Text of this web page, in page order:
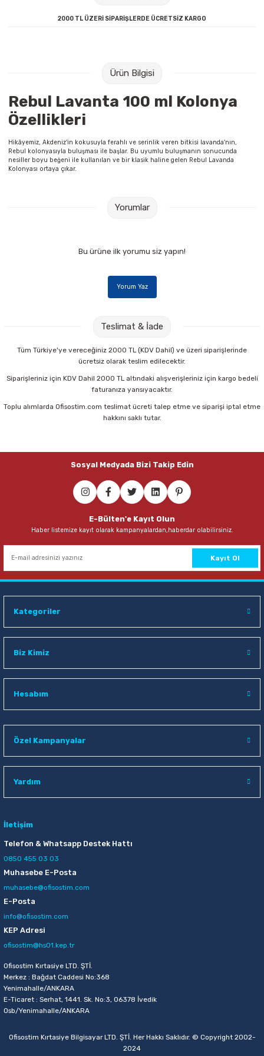
Zımba Tel Sökücüleri
Zımbalar
Kaşe Gereçleri
Cam Boyaları
Fırçalar
Kuru Boyalar
Pastel Boyalar
Sulu Boyalar
Yağlı Boyalar
2000 TL ÜZERİ SİPARİŞLERDE ÜCRETSİZ KARGO
Ürün Bilgisi
Rebul Lavanta 100 ml Kolonya
Özellikleri
Hikâyemiz, Akdeniz'in kokusuyla ferahlı ve serinlik veren bitkisi lavanda'nın,
Rebul kolonyasıyla buluşması ile başlar. Bu uyumlu buluşmanın sonucunda
nesiller boyu beğeni ile kullanılan ve bir klasik haline gelen Rebul Lavanda
Kolonyası ortaya çıkar.
Yorumlar
Bu ürüne ilk yorumu siz yapın!
Yorum Yaz
Teslimat & İade
Tüm Türkiye'ye vereceğiniz 2000 TL (KDV Dahil) ve üzeri siparişlerinde
ücretsiz olarak teslim edilecektir.
Siparişleriniz için KDV Dahil 2000 TL altındaki alışverişleriniz için kargo bedeli
faturanıza yansıyacaktır.
Toplu alımlarda Ofisostim.com teslimat ücreti talep etme ve siparişi iptal etme
hakkını saklı tutar.
Sosyal Medyada Bizi Takip Edin
E-Bülten'e Kayıt Olun
Haber listemize kayıt olarak kampanyalardan,haberdar olabilirsiniz.
Kayıt Ol
Kategoriler
Biz Kimiz
Hesabım
Özel Kampanyalar
Yardım
İletişim
Telefon & Whatsapp Destek Hattı
0850 455 03 03
Muhasebe E-Posta
muhasebe@ofisostim.com
E-Posta
info@ofisostim.com
KEP Adresi
ofisostim@hs01.kep.tr
Ofisostim Kırtasiye LTD. ŞTİ.
Merkez : Bağdat Caddesi No:368
Yenimahalle/ANKARA
E-Ticaret : Serhat, 1441. Sk. No:3, 06378 İvedik
Osb/Yenimahalle/ANKARA
Ofisostim Kırtasiye Bilgisayar LTD. ŞTİ. Her Hakkı Saklıdır. © Copyright 2002-
2024